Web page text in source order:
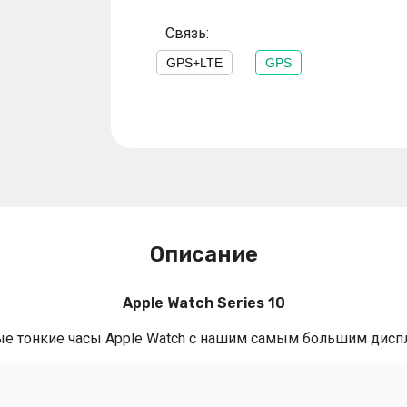
Связь:
GPS+LTE GPS
Описание
Apple Watch Series 10
тонкие часы Apple Watch с нашим самым большим